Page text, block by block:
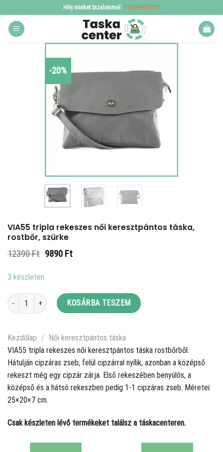
to
content
Hívj minket bizalommal: +36209433720
-20%
VIA55 tripla rekeszes női keresztpántos táska,
rostbőr, szürke
12390Ft Original
9890 FtCurrent
3 készleten
VIA55 tripla rekeszes női keresztpántos táska, rostbőr, szürke mennyiség
KOSÁRBA TESZEM
Kezdőlap /
Női keresztpántos táska
VIA55 tripla rekeszes női keresztpántos táska rostbőrből.
Hátulján cipzáras zseb, felül cipzárral nyílik, azonban a középső
rekeszt még egy cipzár zárja. Első rekeszében benyúlós, a
középső és a hátsó rekeszben pedig 1-1 cipzáras zseb. Méretei:
25×20×7 cm.
Csak készleten lévő termékeket találsz a táskacenteren.